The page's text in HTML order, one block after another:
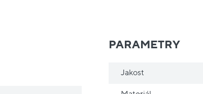
PARAMETRY
Jakost